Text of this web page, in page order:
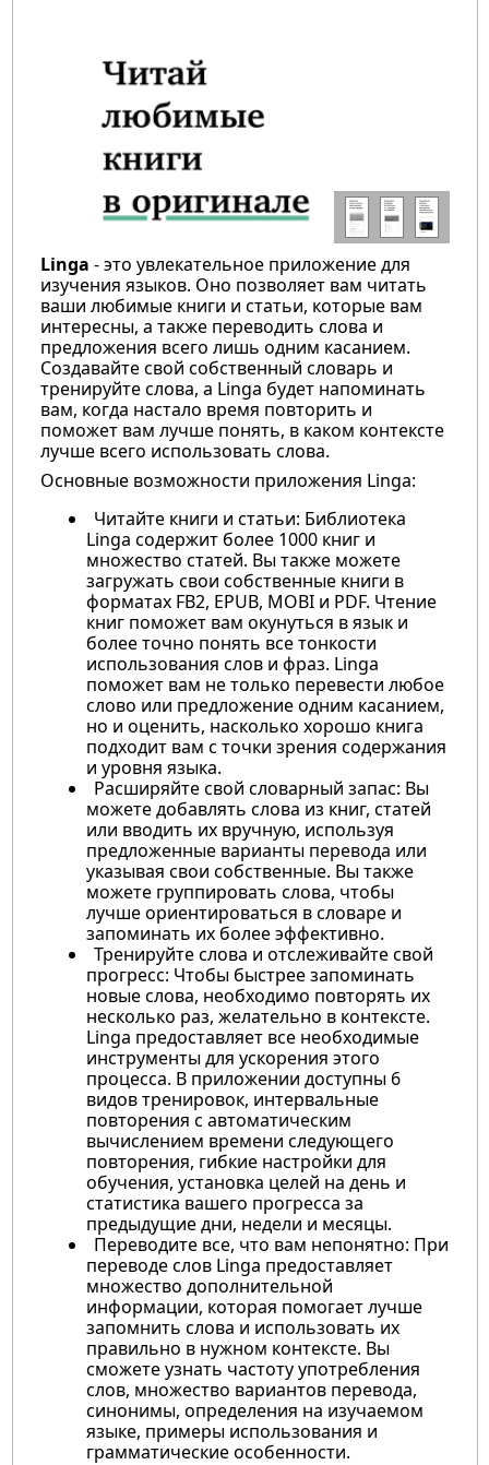
Linga - это увлекательное приложение для
изучения языков. Оно позволяет вам читать
ваши любимые книги и статьи, которые вам
интересны, а также переводить слова и
предложения всего лишь одним касанием.
Создавайте свой собственный словарь и
тренируйте слова, а Linga будет напоминать
вам, когда настало время повторить и
поможет вам лучше понять, в каком контексте
лучше всего использовать слова.
Основные возможности приложения Linga:
Читайте книги и статьи: Библиотека
Linga содержит более 1000 книг и
множество статей. Вы также можете
загружать свои собственные книги в
форматах FB2, EPUB, MOBI и PDF. Чтение
книг поможет вам окунуться в язык и
более точно понять все тонкости
использования слов и фраз. Linga
поможет вам не только перевести любое
слово или предложение одним касанием,
но и оценить, насколько хорошо книга
подходит вам с точки зрения содержания
и уровня языка.
Расширяйте свой словарный запас: Вы
можете добавлять слова из книг, статей
или вводить их вручную, используя
предложенные варианты перевода или
указывая свои собственные. Вы также
можете группировать слова, чтобы
лучше ориентироваться в словаре и
запоминать их более эффективно.
Тренируйте слова и отслеживайте свой
прогресс: Чтобы быстрее запоминать
новые слова, необходимо повторять их
несколько раз, желательно в контексте.
Linga предоставляет все необходимые
инструменты для ускорения этого
процесса. В приложении доступны 6
видов тренировок, интервальные
повторения с автоматическим
вычислением времени следующего
повторения, гибкие настройки для
обучения, установка целей на день и
статистика вашего прогресса за
предыдущие дни, недели и месяцы.
Переводите все, что вам непонятно: При
переводе слов Linga предоставляет
множество дополнительной
информации, которая помогает лучше
запомнить слова и использовать их
правильно в нужном контексте. Вы
сможете узнать частоту употребления
слов, множество вариантов перевода,
синонимы, определения на изучаемом
языке, примеры использования и
грамматические особенности.